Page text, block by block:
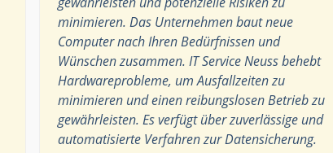
minimieren. Das Unternehmen baut neue
Computer nach Ihren Bedürfnissen und
Wünschen zusammen. IT Service Neuss behebt
Hardwareprobleme, um Ausfallzeiten zu
minimieren und einen reibungslosen Betrieb zu
gewährleisten. Es verfügt über zuverlässige und
automatisierte Verfahren zur Datensicherung.